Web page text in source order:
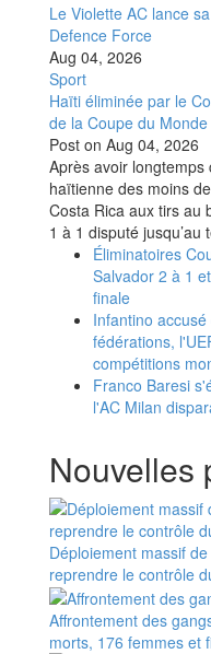
Le Violette AC lance
Defence Force
Aug 04, 2026
Sport
Haïti éliminée par le
de la Coupe du
Post on Aug 04, 2026
Après avoir longtemps
haïtienne des moins
Costa Rica aux tirs au
1 à 1 disputé jusqu’au
Éliminatoires
Salvador 2 à 1
finale
Infantino
fédérations,
compétitions
Franco Baresi
l'AC Milan
Nouvelles
Déploiement massif
reprendre le contrôle
Affrontement des
morts, 176 femmes et